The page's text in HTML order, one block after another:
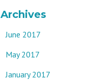
Archives
June 2017
May 2017
January 2017